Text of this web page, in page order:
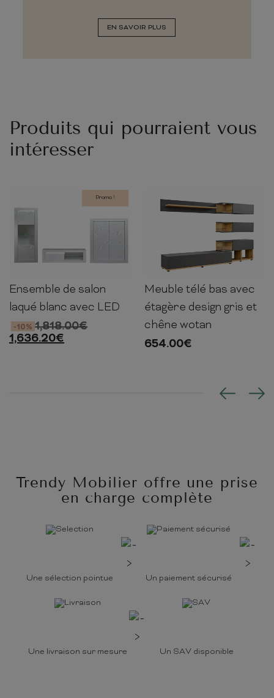
EN SAVOIR PLUS
Produits qui pourraient vous
intéresser
Promo !
190cm 391cm 45cm
Ensemble de salon
laqué blanc avec LED
1,818.00€
-10%
1,636.20€
150cm 240cm 40cm
Meuble télé bas avec
étagère design gris et
chêne wotan
654.00€
Trendy Mobilier offre une prise
en charge complète
Une sélection pointue Un paiement sécurisé
Une livraison sur mesure Un SAV disponible